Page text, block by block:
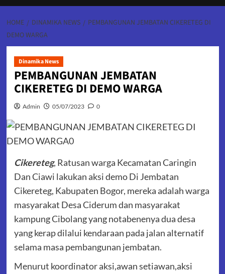
HOME DINAMIKA NEWS
PEMBANGUNAN JEMBATAN CIKERETEG DI
DEMO WARGA
Dinamika News
PEMBANGUNAN JEMBATAN
CIKERETEG DI DEMO WARGA
Admin 05/07/2023 0
Cikereteg, Ratusan warga Kecamatan Caringin
Dan Ciawi lakukan aksi demo Di Jembatan
Cikereteg, Kabupaten Bogor, mereka adalah warga
masyarakat Desa Ciderum dan masyarakat
kampung Cibolang yang notabenenya dua desa
yang kerap dilalui kendaraan pada jalan alternatif
selama masa pembangunan jembatan.
Menurut koordinator aksi,awan setiawan,aksi